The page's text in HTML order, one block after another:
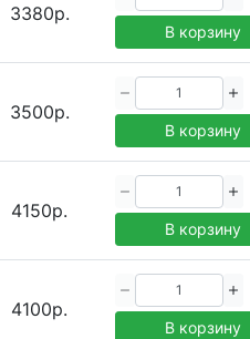
3380р.
В корзину
3500р.
В корзину
4150р.
В корзину
4100р.
В корзину